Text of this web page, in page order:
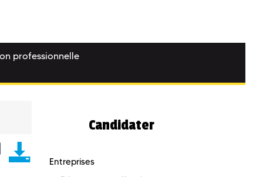
professionnelle
Candidater
Entreprises